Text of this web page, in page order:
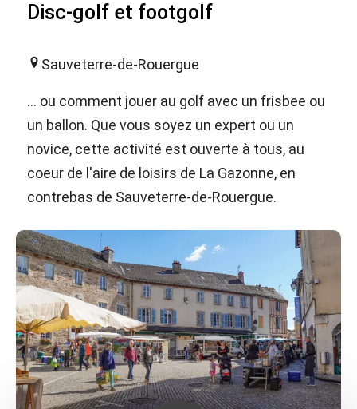
Disc-golf et footgolf
Sauveterre-de-Rouergue
... ou comment jouer au golf avec un frisbee ou
un ballon. Que vous soyez un expert ou un
novice, cette activité est ouverte à tous, au
coeur de l'aire de loisirs de La Gazonne, en
contrebas de Sauveterre-de-Rouergue.